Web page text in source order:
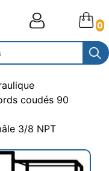
0
coudés 90
3/8 NPT